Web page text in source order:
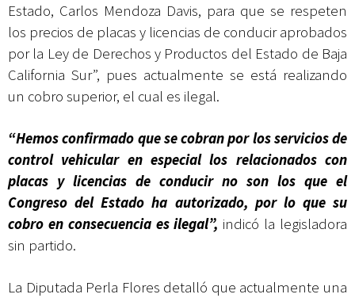
Estado, Carlos Mendoza Davis, para que se respeten
los precios de placas y licencias de conducir aprobados
por la Ley de Derechos y Productos del Estado de Baja
California Sur”, pues actualmente se está realizando
un cobro superior, el cual es ilegal.
“Hemos confirmado que se cobran por los servicios de
control vehicular en especial los relacionados con
placas y licencias de conducir no son los que el
Congreso del Estado ha autorizado, por lo que su
cobro en consecuencia es ilegal”, indicó la legisladora
sin partido.
La Diputada Perla Flores detalló que actualmente una